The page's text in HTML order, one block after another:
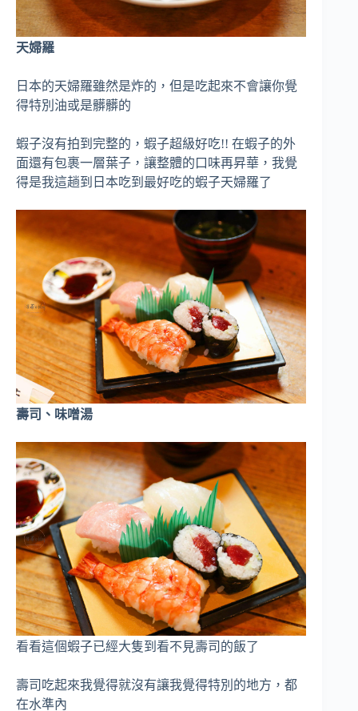
天婦羅
日本的天婦羅雖然是炸的，但是吃起來不會讓你覺
得特別油或是髒髒的
蝦子沒有拍到完整的，蝦子超級好吃!! 在蝦子的外
面還有包裹一層葉子，讓整體的口味再昇華，我覺
得是我這趟到日本吃到最好吃的蝦子天婦羅了
壽司、味噌湯
看看這個蝦子已經大隻到看不見壽司的飯了
壽司吃起來我覺得就沒有讓我覺得特別的地方，都
在水準內